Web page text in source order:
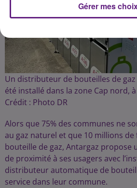
Un distributeur de bouteilles de
été installé dans la zone Cap nord,
Crédit : Photo DR
Alors que 75% des communes ne
au gaz naturel et que 10 millions
bouteille de gaz, Antargaz propose
de proximité à ses usagers avec
distributeur automatique de
service dans leur commune.
Gérer mes